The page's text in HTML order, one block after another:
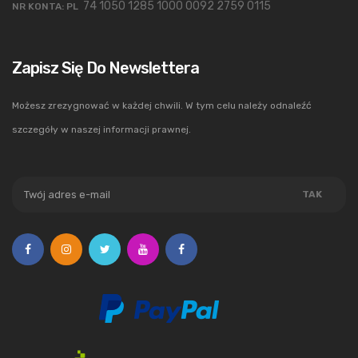
NR KONTA: PL 74 1050 1285 1000 0092 2759 0115
Zapisz Się Do Newslettera
Możesz zrezygnować w każdej chwili. W tym celu należy odnaleźć
szczegóły w naszej informacji prawnej.